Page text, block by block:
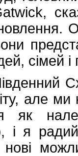
сімей і
але
як
і я